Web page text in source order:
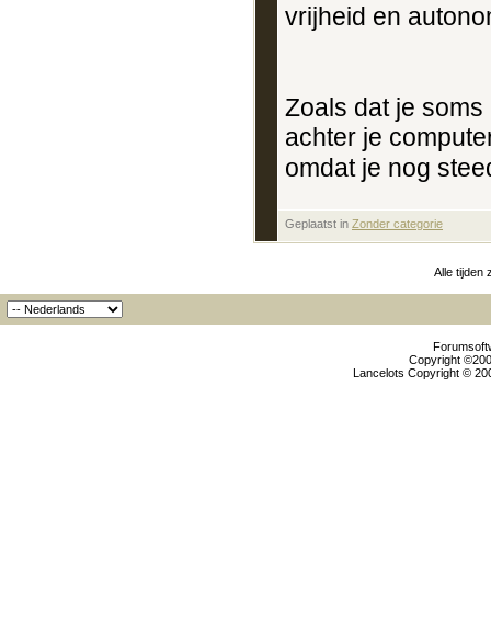
vrijheid en
Zoals dat je
achter je
omdat je nog
Geplaatst in Zonder categorie
Alle tijden
Copyright
Lancelots Copyright ©